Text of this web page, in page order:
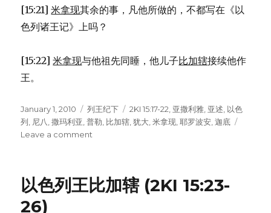
[15:21]米拿现其余的事，凡他所做的，不都写在《以
色列诸王记》上吗？
[15:22]米拿现与他祖先同睡，他儿子比加辖接续他作
王。
Posted
on
January 1, 2010 Categories
列王纪下 Tags
2KI 15:17-22 亚撒利雅 亚述 以色
列 尼八 ,撒玛利亚 ,普勒 比加辖 ,犹大 ,米拿现 ,耶罗波安 ,迦底
Leave a comment
王
以色列王比加辖 (2KI 15:23-
26)